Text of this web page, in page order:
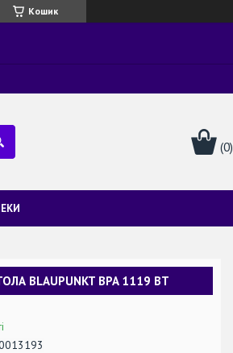
Кошик
BLAUPUNKT BPA 1119 BT